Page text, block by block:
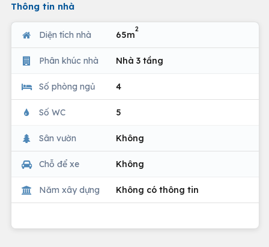
Thông tin nhà
Diện tích nhà 65m
2
Phân khúc nhà Nhà 3 tầng
Số phòng ngủ 4
Số WC 5
Sân vườn Không
Chỗ để xe Không
Năm xây dựng Không có thông tin